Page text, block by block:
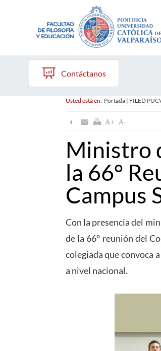
Contáctanos
Usted está en: Portada| FILED
Ministro
la 66°
Campus
Con la presencia del
de la 66° reunión del
colegiada que convoca
a nivel nacional.